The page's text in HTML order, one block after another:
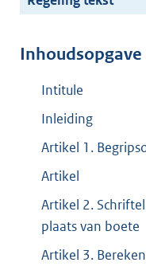
Inhoudsopgave
Intitule
Inleiding
Artikel 1.
Artikel
Artikel 2.
plaats van boete
Artikel 3.